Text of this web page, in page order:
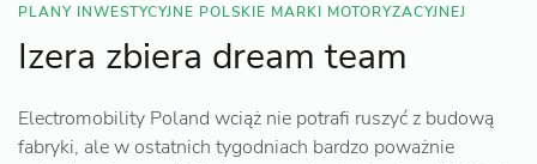
PLANY INWESTYCYJNE POLSKIE MARKI MOTORYZACYJNEJ
Izera zbiera dream team
Electromobility Poland wciąż nie potrafi ruszyć z budową
fabryki, ale w ostatnich tygodniach bardzo poważnie